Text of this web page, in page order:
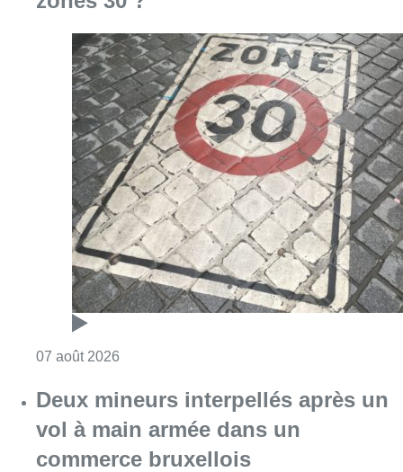
07 août 2026
Deux mineurs interpellés après un
vol à main armée dans un
commerce bruxellois